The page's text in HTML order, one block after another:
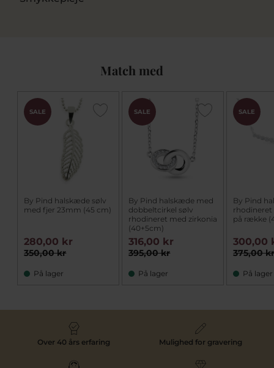
Match med
SALE
By Pind halskæde sølv
med fjer 23mm (45 cm)
350,00 kr
280,00 kr
På lager
SALE
By Pind halskæde med
dobbeltcirkel sølv
rhodineret med zirkonia
(40+5cm)
395,00 kr
316,00 kr
På lager
SALE
By Pind
rhodineret
på række
375,00
300,00
På lager
Over 40 års erfaring Mulighed for gravering